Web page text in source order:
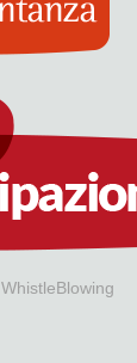
WhistleBlowing